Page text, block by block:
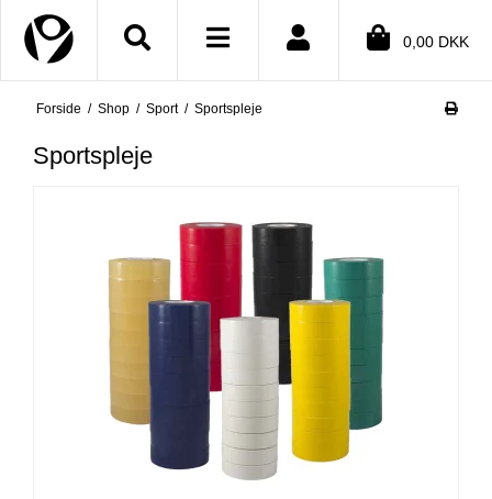
Close menu
(SHOP)
(INFORMATION)
(DIN KONTO)
0,00 DKK
Forside / Shop / Sport / Sportspleje
Sportspleje